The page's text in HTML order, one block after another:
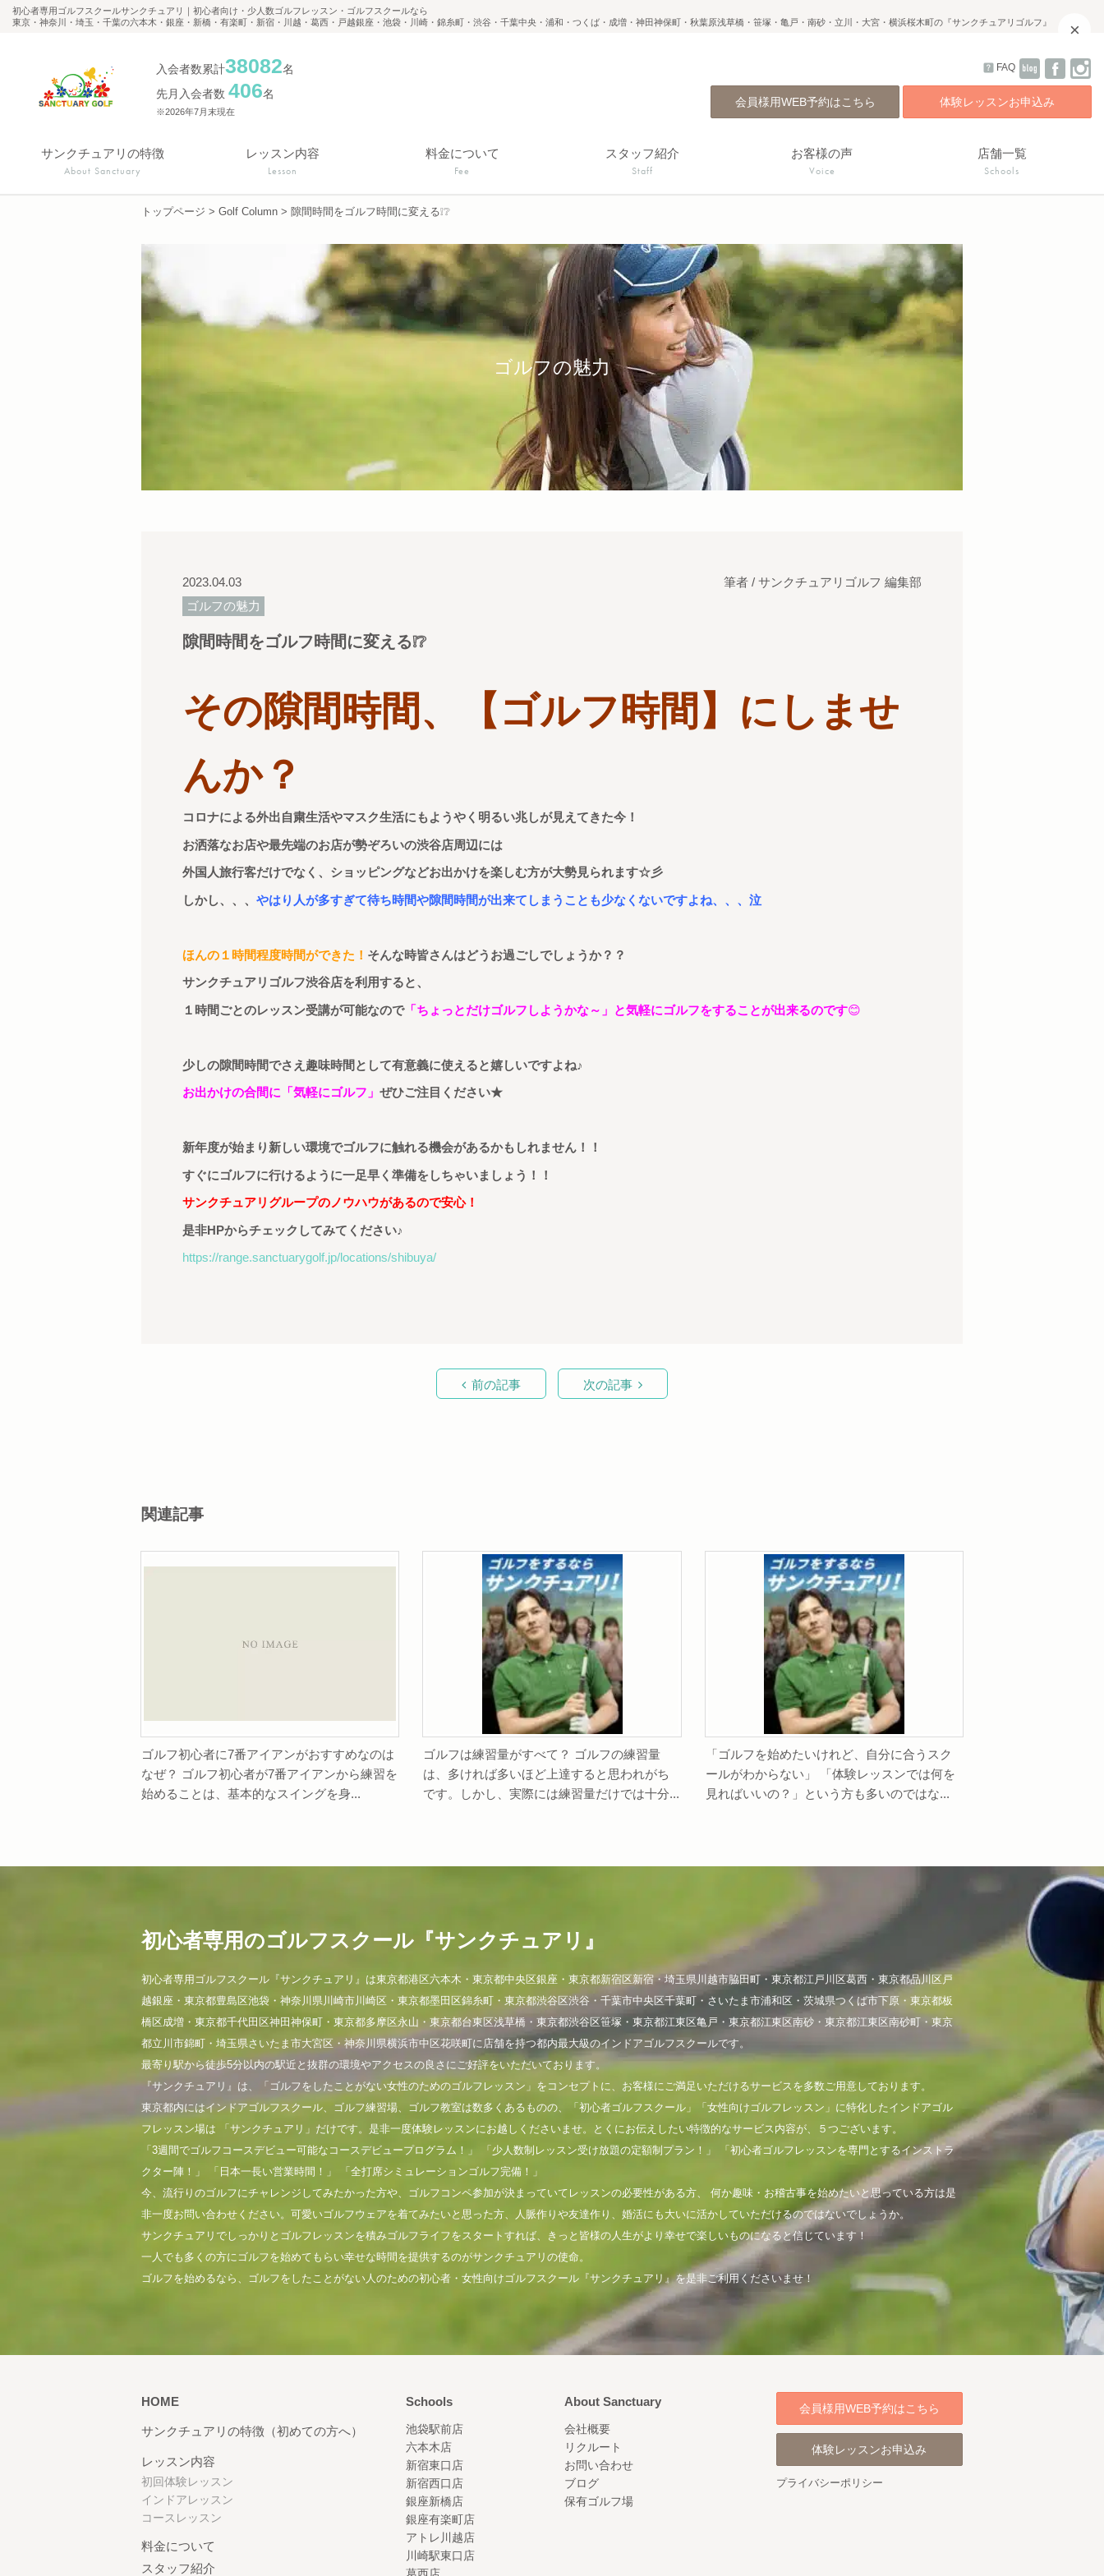
初心者専用ゴルフスクールサンクチュアリ｜初心者向け・少人数ゴルフレッスン・ゴルフスクールなら
東京・神奈川・埼玉・千葉の六本木・銀座・新橋・有楽町・新宿・川越・葛西・戸越銀座・池袋・川崎・錦糸町・渋谷・千葉中央・浦和・つくば・成増・神田神保町・秋葉原浅草橋・笹塚・亀戸・南砂・立川・大宮・横浜桜木町の『サンクチュアリゴルフ』
入会者数累計38082名
先月入会者数 406名
※2026年7月末現在
FAQ
会員様用WEB予約はこちら 体験レッスンお申込み
サンクチュアリの特徴
About Sanctuary
レッスン内容
Lesson
料金について
Fee
スタッフ紹介
Staff
お客様の声
Voice
店舗一覧
Schools
トップページ > Golf Column > 隙間時間をゴルフ時間に変える❕❔
ゴルフの魅力
2023.04.03
ゴルフの魅力
筆者 / サンクチュアリゴルフ 編集部
隙間時間をゴルフ時間に変える❕❔
その隙間時間、【ゴルフ時間】にしませ
んか？
コロナによる外出自粛生活やマスク生活にもようやく明るい兆しが見えてきた今！
お洒落なお店や最先端のお店が勢ぞろいの渋谷店周辺には
外国人旅行客だけでなく、ショッピングなどお出かけを楽しむ方が大勢見られます☆彡
しかし、、、 やはり人が多すぎて待ち時間や隙間時間が出来てしまうことも少なくないですよね、、、泣
ほんの１時間程度時間ができた！ そんな時皆さんはどうお過ごしでしょうか？？
サンクチュアリゴルフ渋谷店を利用すると、
１時間ごとのレッスン受講が可能なので「ちょっとだけゴルフしようかな～」と気軽にゴルフをすることが出来るのです😊
少しの隙間時間でさえ趣味時間として有意義に使えると嬉しいですよね♪
お出かけの合間に 「気軽にゴルフ」 ぜひご注目ください★
新年度が始まり新しい環境でゴルフに触れる機会があるかもしれません！！
すぐにゴルフに行けるように一足早く準備をしちゃいましょう！！
サンクチュアリグループのノウハウがあるので安心！
是非HPからチェックしてみてください♪
https://range.sanctuarygolf.jp/locations/shibuya/
前の記事 次の記事
関連記事
ゴルフ初心者に7番アイアンがおすすめなのは
なぜ？ ゴルフ初心者が7番アイアンから練習を
始めることは、基本的なスイングを身...
ゴルフは練習量がすべて？ ゴルフの練習量
は、多ければ多いほど上達すると思われがち
です。しかし、実際には練習量だけでは十分...
「ゴルフを始めたいけれど、自分に合うスク
ールがわからない」 「体験レッスンでは何を
見ればいいの？」という方も多いのではな...
初心者専用のゴルフスクール『サンクチュアリ』
初心者専用ゴルフスクール『サンクチュアリ』は東京都港区六本木・東京都中央区銀座・東京都新宿区新宿・埼玉県川越市脇田町・東京都江戸川区葛西・東京都品川区戸
越銀座・東京都豊島区池袋・神奈川県川崎市川崎区・東京都墨田区錦糸町・東京都渋谷区渋谷・千葉市中央区千葉町・さいたま市浦和区・茨城県つくば市下原・東京都板
橋区成増・東京都千代田区神田神保町・東京都多摩区永山・東京都台東区浅草橋・東京都渋谷区笹塚・東京都江東区亀戸・東京都江東区南砂・東京都江東区南砂町・東京
都立川市錦町・埼玉県さいたま市大宮区・神奈川県横浜市中区花咲町に店舗を持つ都内最大級のインドアゴルフスクールです。
最寄り駅から徒歩5分以内の駅近と抜群の環境やアクセスの良さにご好評をいただいております。
『サンクチュアリ』は、「ゴルフをしたことがない女性のためのゴルフレッスン」をコンセプトに、お客様にご満足いただけるサービスを多数ご用意しております。
東京都内にはインドアゴルフスクール、ゴルフ練習場、ゴルフ教室は数多くあるものの、「初心者ゴルフスクール」「女性向けゴルフレッスン」に特化したインドアゴル
フレッスン場は 「サンクチュアリ」だけです。是非一度体験レッスンにお越しくださいませ。とくにお伝えしたい特徴的なサービス内容が、５つございます。
「3週間でゴルフコースデビュー可能なコースデビュープログラム！」 「少人数制レッスン受け放題の定額制プラン！」 「初心者ゴルフレッスンを専門とするインストラ
クター陣！」 「日本一長い営業時間！」 「全打席シミュレーションゴルフ完備！」
今、流行りのゴルフにチャレンジしてみたかった方や、ゴルフコンペ参加が決まっていてレッスンの必要性がある方、 何か趣味・お稽古事を始めたいと思っている方は是
非一度お問い合わせください。可愛いゴルフウェアを着てみたいと思った方、人脈作りや友達作り、婚活にも大いに活かしていただけるのではないでしょうか。
サンクチュアリでしっかりとゴルフレッスンを積みゴルフライフをスタートすれば、きっと皆様の人生がより幸せで楽しいものになると信じています！
一人でも多くの方にゴルフを始めてもらい幸せな時間を提供するのがサンクチュアリの使命。
ゴルフを始めるなら、ゴルフをしたことがない人のための初心者・女性向けゴルフスクール『サンクチュアリ』を是非ご利用くださいませ！
HOME
サンクチュアリの特徴（初めての方へ）
レッスン内容
初回体験レッスン
インドアレッスン
コースレッスン
料金について
スタッフ紹介
Schools
池袋駅前店
六本木店
新宿東口店
新宿西口店
銀座新橋店
銀座有楽町店
アトレ川越店
川崎駅東口店
About Sanctuary
会社概要
リクルート
お問い合わせ
ブログ
保有ゴルフ場
会員様用WEB予約はこちら
体験レッスンお申込み
プライバシーポリシー
×